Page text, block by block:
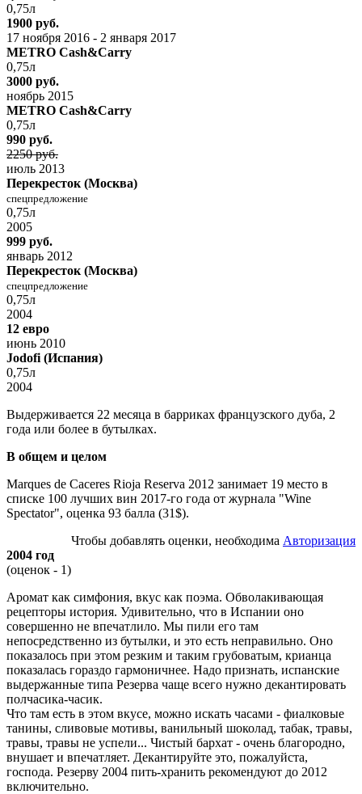
0,75л
1900 руб.
17 ноября 2016 - 2 января 2017
METRO Cash&Carry
0,75л
3000 руб.
ноябрь 2015
METRO Cash&Carry
0,75л
990 руб.
2250 руб.
июль 2013
Перекресток (Москва)
спецпредложение
0,75л
2005
999 руб.
январь 2012
Перекресток (Москва)
спецпредложение
0,75л
2004
12 евро
июнь 2010
Jodofi (Испания)
0,75л
2004
Выдерживается 22 месяца в барриках французского дуба, 2
года или более в бутылках.
В общем и целом
Marques de Caceres Rioja Reserva 2012 занимает 19 место в
списке 100 лучших вин 2017-го года от журнала "Wine
Spectator", оценка 93 балла (31$).
Чтобы добавлять оценки, необходима Авторизация
2004 год
(оценок - 1)
Аромат как симфония, вкус как поэма. Обволакивающая
рецепторы история. Удивительно, что в Испании оно
совершенно не впечатлило. Мы пили его там
непосредственно из бутылки, и это есть неправильно. Оно
показалось при этом резким и таким грубоватым, крианца
показалась гораздо гармоничнее. Надо признать, испанские
выдержанные типа Резерва чаще всего нужно декантировать
полчасика-часик.
Что там есть в этом вкусе, можно искать часами - фиалковые
танины, сливовые мотивы, ванильный шоколад, табак, травы,
травы, травы не успели... Чистый бархат - очень благородно,
внушает и впечатляет. Декантируйте это, пожалуйста,
господа. Резерву 2004 пить-хранить рекомендуют до 2012
включительно.